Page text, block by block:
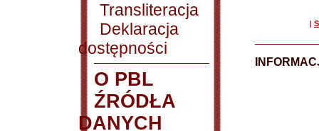
Transliteracja
Deklaracja
dostępności
O PBL
ŹRÓDŁA
DANYCH
|